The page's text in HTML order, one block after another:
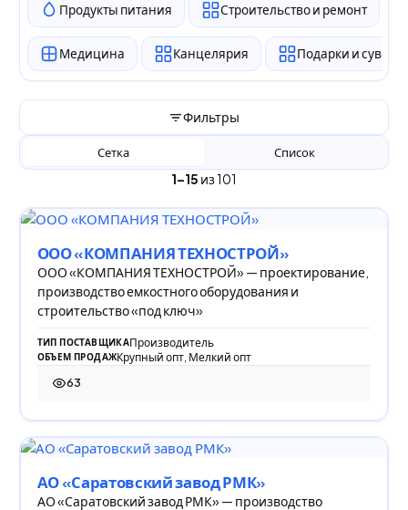
Продукты питания Строительство и ремонт
Медицина Канцелярия Подарки и
Фильтры
1–15 из 101
Сетка Список
ООО «КОМПАНИЯ ТЕХНОСТРОЙ»
ООО «КОМПАНИЯ ТЕХНОСТРОЙ» — проектирование,
производство емкостного оборудования и
строительство «под ключ»
ТИП ПОСТАВЩИКАПроизводитель
ОБЪЕМ ПРОДАЖКрупный опт, Мелкий опт
63
63 просмотра
АО «Саратовский завод РМК»
АО «Саратовский завод РМК» — производство